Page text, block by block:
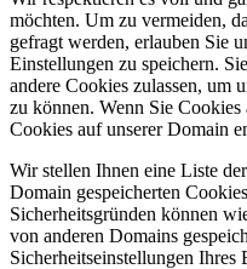
möchten. Um zu vermeiden,
gefragt werden, erlauben Sie
Einstellungen zu speichern.
andere Cookies zulassen, um
zu können. Wenn Sie Cookies
Cookies auf unserer Domain
Wir stellen Ihnen eine Liste
Domain gespeicherten
Sicherheitsgründen können
von anderen Domains
Sicherheitseinstellungen Ihres